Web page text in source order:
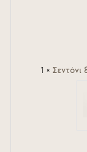
1 × Σεντόνι